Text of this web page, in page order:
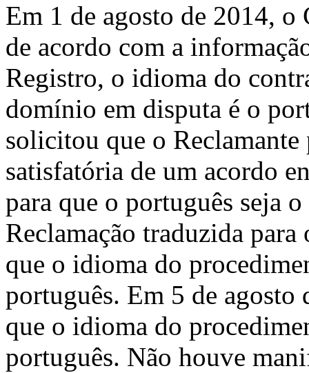
Em 1 de agosto de 2014, o
de acordo com a
Registro, o idioma do
domínio em disputa é o
solicitou que o
satisfatória de um acordo
para que o português seja
Reclamação traduzida
que o idioma do
português. Em 5 de agosto
que o idioma do
português. Não houve